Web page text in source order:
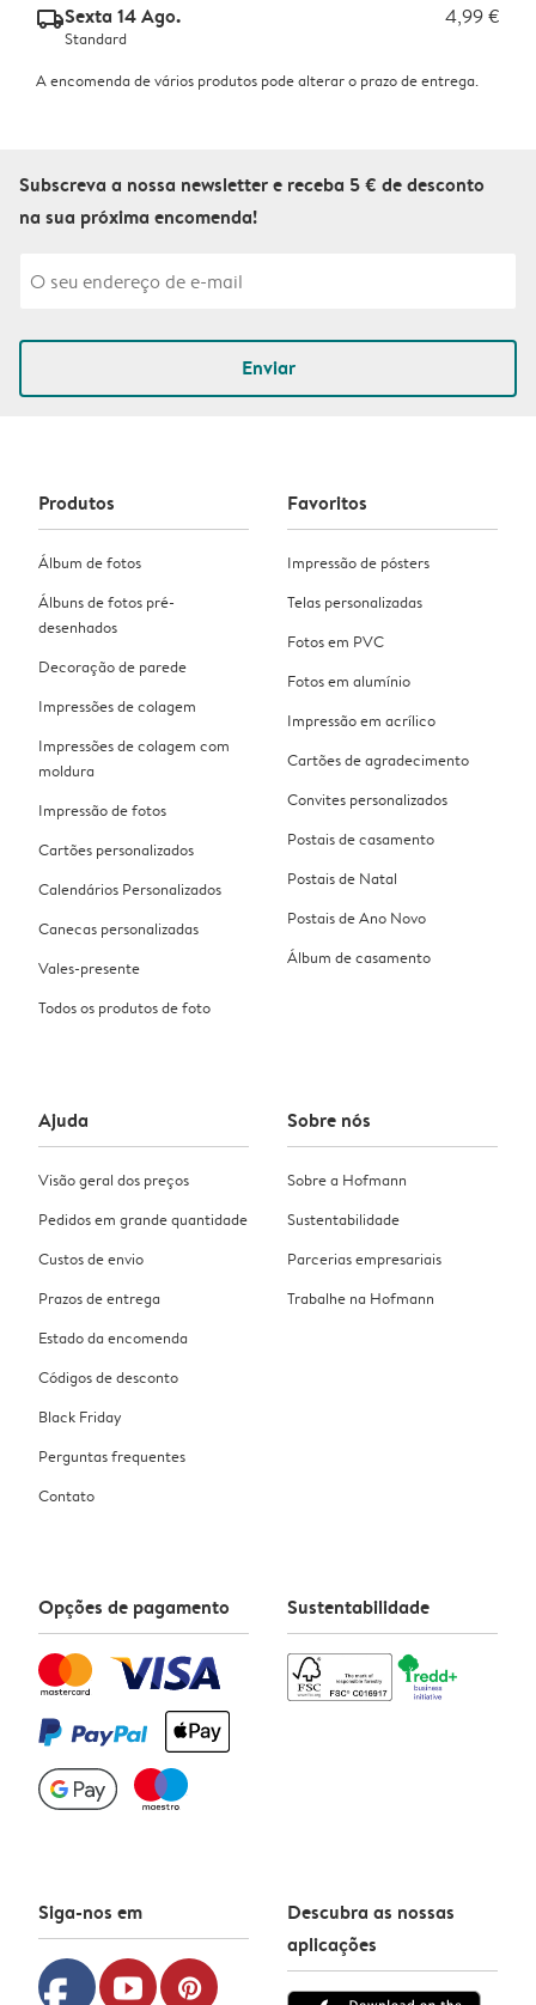
delivery_standard_v2Sexta 14 Ago. 4,99 €
Standard
A encomenda de vários produtos pode alterar o prazo de entrega.
Subscreva a nossa newsletter e receba 5 € de desconto
na sua próxima encomenda!
Enviar
Produtos
Álbum de fotos
Álbuns de fotos pré-
desenhados
Decoração de parede
Impressões de colagem
Impressões de colagem com
moldura
Impressão de fotos
Cartões personalizados
Calendários Personalizados
Canecas personalizadas
Vales-presente
Todos os produtos de foto
Favoritos
Impressão de pósters
Telas personalizadas
Fotos em PVC
Fotos em alumínio
Impressão em acrílico
Cartões de agradecimento
Convites personalizados
Postais de casamento
Postais de Natal
Postais de Ano Novo
Álbum de casamento
Ajuda
Visão geral dos preços
Pedidos em grande quantidade
Custos de envio
Prazos de entrega
Estado da encomenda
Códigos de desconto
Black Friday
Perguntas frequentes
Contato
Sobre nós
Sobre a Hofmann
Sustentabilidade
Parcerias empresariais
Trabalhe na Hofmann
Opções de pagamento Sustentabilidade
Siga-nos em
youtube pinterest
Descubra as nossas
aplicações